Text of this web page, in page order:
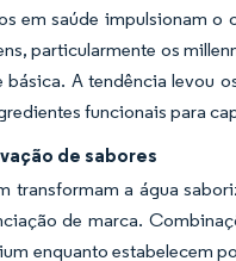
em saúde impulsionam o
particularmente os
básica. A tendência levou
funcionais para
de sabores
transformam a água
de marca.
enquanto estabelecem